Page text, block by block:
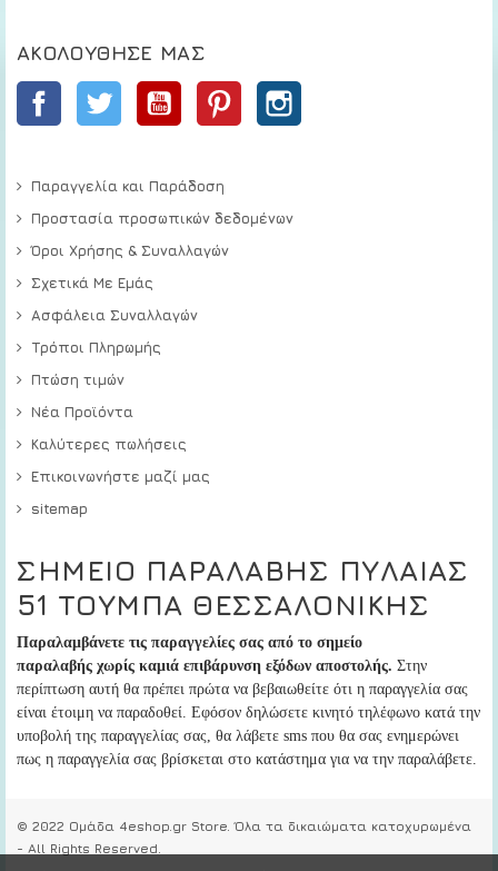
ΑΚΟΛΟΎΘΗΣΕ ΜΑΣ
Facebook Twitter YouTube Pinterest
Παραγγελία και Παράδοση
Προστασία προσωπικών δεδομένων
Όροι Χρήσης & Συναλλαγών
Σχετικά Με Εμάς
Ασφάλεια Συναλλαγών
Τρόποι Πληρωμής
Πτώση τιμών
Νέα Προϊόντα
Καλύτερες πωλήσεις
Επικοινωνήστε μαζί μας
sitemap
ΣΗΜΕΙΟ ΠΑΡΑΛΑΒΗΣ ΠΥΛΑΙΑΣ
51 ΤΟΥΜΠΑ ΘΕΣΣΑΛΟΝΙΚΗΣ
Παραλαμβάνετε τις παραγγελίες σας από το σημείο
παραλαβής χωρίς καμιά επιβάρυνση εξόδων αποστολής. Στην
περίπτωση αυτή θα πρέπει πρώτα να βεβαιωθείτε ότι η παραγγελία σας
είναι έτοιμη να παραδοθεί. Εφόσον δηλώσετε κινητό τηλέφωνο κατά την
υποβολή της παραγγελίας σας, θα λάβετε sms που θα σας ενημερώνει
πως η παραγγελία σας βρίσκεται στο κατάστημα για να την παραλάβετε.
© 2022 Ομάδα 4eshop.gr Store. Όλα τα δικαιώματα κατοχυρωμένα
- All Rights Reserved.